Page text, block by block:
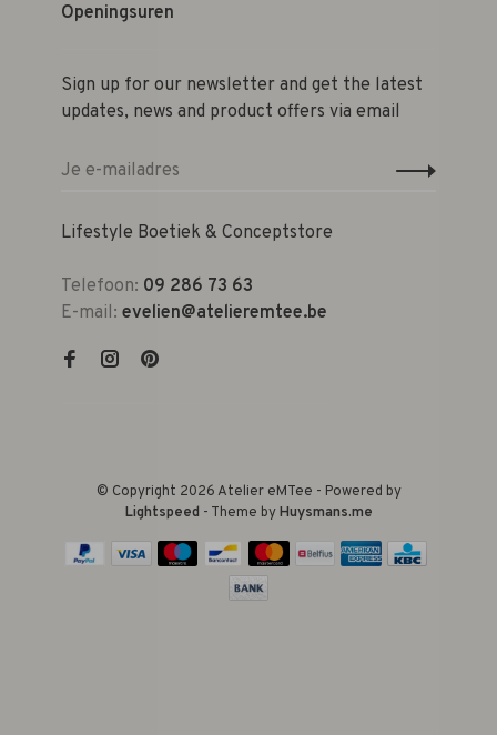
Openingsuren
Sign up for our newsletter and get the latest
updates, news and product offers via email
Lifestyle Boetiek & Conceptstore
Telefoon: 09 286 73 63
E-mail: evelien@atelieremtee.be
© Copyright 2026 Atelier eMTee - Powered by
Lightspeed - Theme byHuysmans.me